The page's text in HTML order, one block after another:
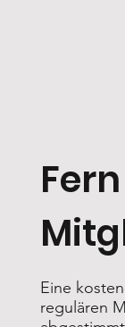
Fern
Eine
regulären